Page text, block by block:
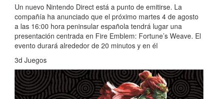
Un nuevo Nintendo Direct está a punto de emitirse. La
compañía ha anunciado que el próximo martes 4 de agosto
a las 16:00 hora peninsular española tendrá lugar una
presentación centrada en Fire Emblem: Fortune’s Weave. El
evento durará alrededor de 20 minutos y en él
3d Juegos